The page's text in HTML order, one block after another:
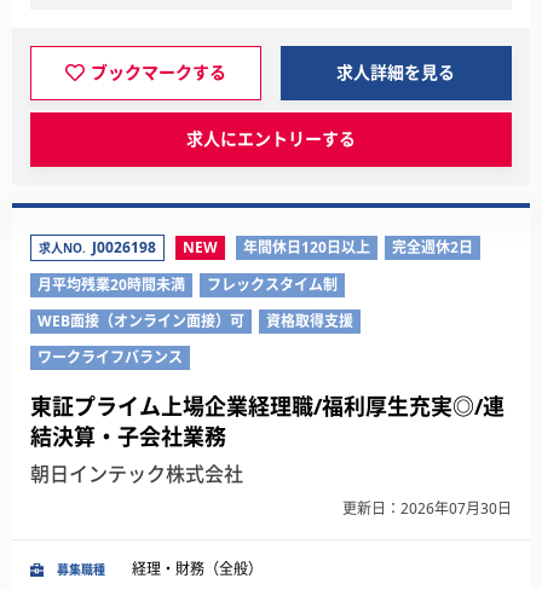
ブックマークする 求人詳細を見る
求人にエントリーする
求人NO. J0026198 NEW 年間休日120日以上
完全週休2日
月平均残業20時間未満
フレックスタイム制
WEB面接（オンライン面接）可
資格取得支援
ワークライフバランス
東証プライム上場企業経理職/福利厚生充実◎/連
結決算・子会社業務
朝日インテック株式会社
更新日：2026年07月30日
募集職種 経理・財務（全般）